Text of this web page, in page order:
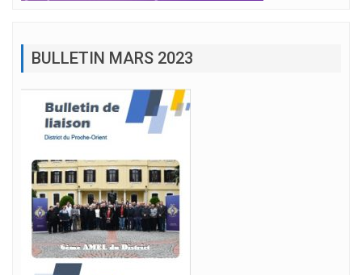
BULLETIN MARS 2023